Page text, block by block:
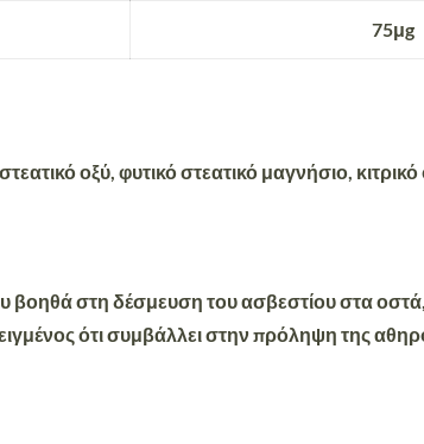
75μg
οξύ, φυτικό στεατικό μαγνήσιο, κιτρικό
βοηθά στη δέσμευση του ασβεστίου στα
ότι συμβάλλει στην πρόληψη της